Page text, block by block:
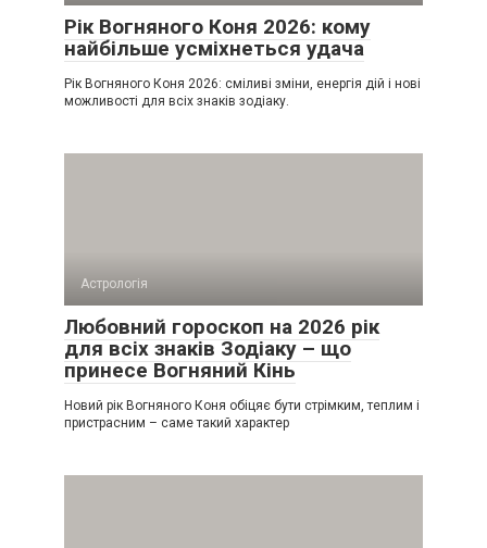
Рік Вогняного Коня 2026: кому
найбільше усміхнеться удача
Рік Вогняного Коня 2026: сміливі зміни, енергія дій і нові
можливості для всіх знаків зодіаку.
Астрологія
Любовний гороскоп на 2026 рік
для всіх знаків Зодіаку – що
принесе Вогняний Кінь
Новий рік Вогняного Коня обіцяє бути стрімким, теплим і
пристрасним – саме такий характер